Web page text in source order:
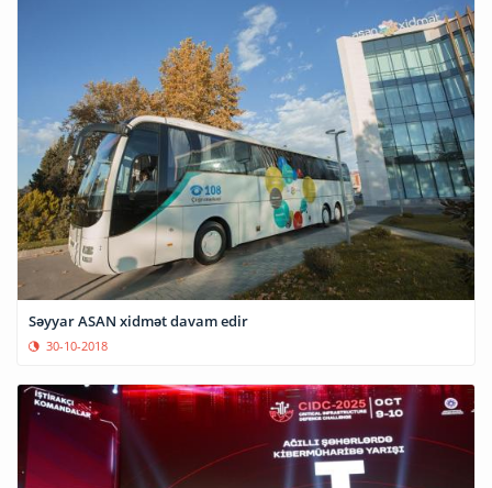
Səyyar ASAN xidmət davam edir
30-10-2018